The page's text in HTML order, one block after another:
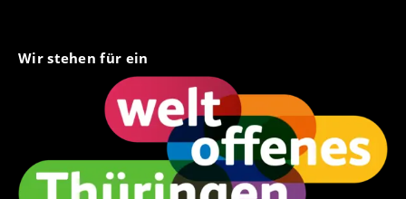
Wir stehen für ein